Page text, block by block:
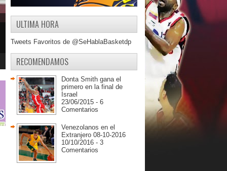
ULTIMA HORA
Tweets Favoritos de @SeHablaBasketdp
RECOMENDAMOS
Donta Smith gana el
primero en la final de
Israel
23/06/2015 - 6
Comentarios
Venezolanos en el
Extranjero 08-10-2016
10/10/2016 - 3
Comentarios